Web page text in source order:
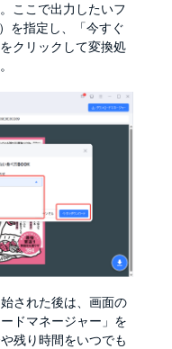
ここで出力したいフ
を指定し、「今すぐ
クリックして変換処
された後は、画面の
ドマネージャー」を
残り時間をいつでも